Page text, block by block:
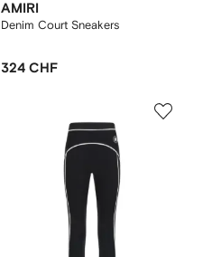
AMIRI
Denim Court Sneakers
324 CHF